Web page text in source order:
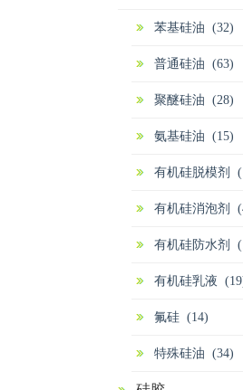
苯基硅油 (32)
普通硅油 (63)
聚醚硅油 (28)
氨基硅油 (15)
有机硅脱模剂
有机硅消泡剂
有机硅防水剂
有机硅乳液
氟硅 (14)
特殊硅油 (34)